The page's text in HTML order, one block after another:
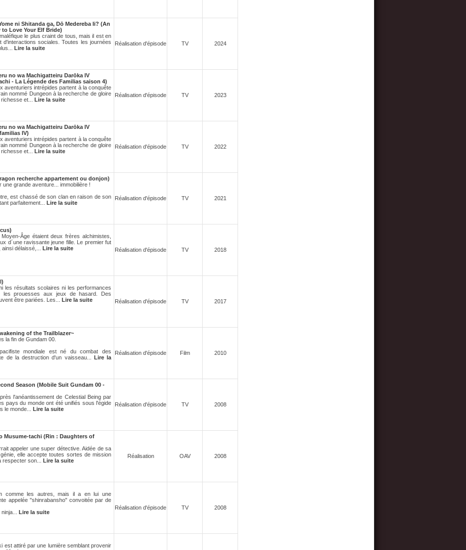
ni Shitanda ga, Dō Medereba Ii? (An
Love Your Elf Bride)
le plus craint de tous, mais il est en
d'interactions sociales. Toutes les journées
Lire la suite
Réalisation d'épisode TV 2024
no wa Machigatteiru Darōka IV
- La Légende des Familias saison 4)
aventuriers intrépides partent à la conquête
nommé Dungeon à la recherche de gloire
et... Lire la suite
Réalisation d'épisode TV 2023
no wa Machigatteiru Darōka IV
IV)
aventuriers intrépides partent à la conquête
nommé Dungeon à la recherche de gloire
et... Lire la suite
Réalisation d'épisode TV 2022
recherche appartement ou donjon)
grande aventure... immobilière !
est chassé de son clan en raison de son
parfaitement... Lire la suite
Réalisation d'épisode TV 2021
Âge étaient deux frères alchimistes,
d´une ravissante jeune fille. Le premier fut
délaissé,... Lire la suite Réalisation d'épisode TV 2018
les résultats scolaires ni les performances
les prouesses aux jeux de hasard. Des
être pariées. Les... Lire la suite Réalisation d'épisode TV 2017
of the Trailblazer~
la fin de Gundam 00.
mondiale est né du combat des
de la destruction d'un vaisseau... Lire la
Réalisation d'épisode Film 2010
Season (Mobile Suit Gundam 00 -
l'anéantissement de Celestial Being par
pays du monde ont été unifiés sous l'égide
le monde... Lire la suite
Réalisation d'épisode TV 2008
Musume-tachi (Rin : Daughters of
appeler une super détective. Aidée de sa
elle accepte toutes sortes de mission
respecter son... Lire la suite
Réalisation OAV 2008
comme les autres, mais il a en lui une
appelée "shinrabansho" convoitée par de
Lire la suite
Réalisation d'épisode TV 2008
est attiré par une lumière semblant provenir